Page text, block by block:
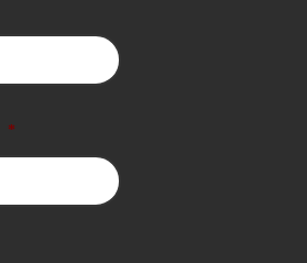
*